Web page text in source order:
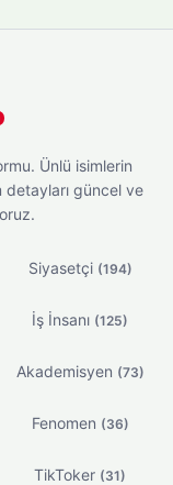
Ünlü isimlerin
detayları güncel ve
Siyasetçi (194)
İş İnsanı (125)
Akademisyen (73)
Fenomen (36)
TikToker (31)